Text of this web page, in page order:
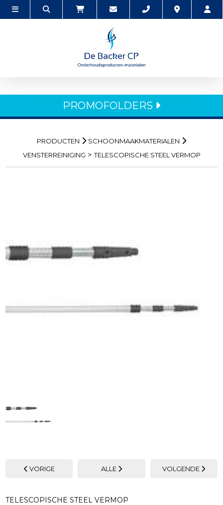
PROMOFOLDERS
PRODUCTEN
SCHOONMAAKMATERIALEN
VENSTERREINIGING >TELESCOPISCHE STEEL VERMOP
VORIGE ALLE VOLGENDE
TELESCOPISCHE STEEL VERMOP